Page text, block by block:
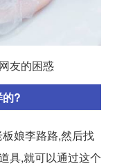
友的困惑
?
娘李路路,然后找
具,就可以通过这个